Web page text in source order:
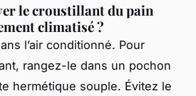
le croustillant du pain
climatisé ?
l’air conditionné. Pour
rangez-le dans un pochon
hermétique souple. Évitez le